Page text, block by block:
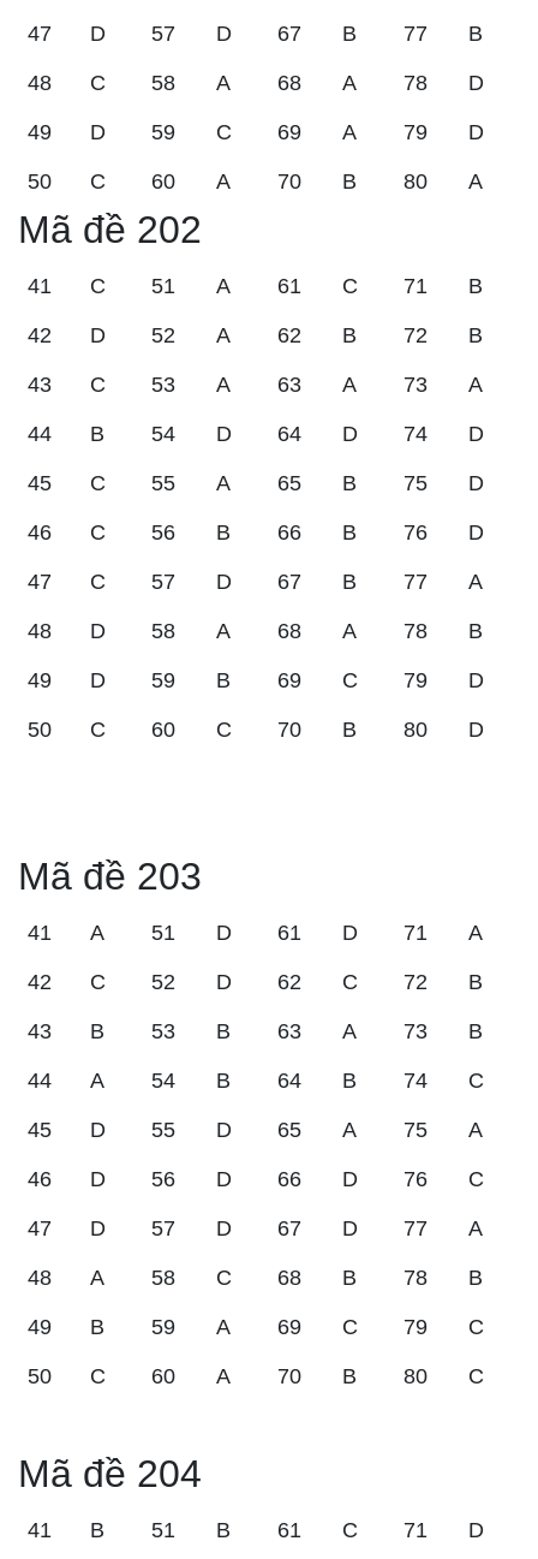
47 D 57 D 67 B 77 B
48 C 58 A 68 A 78 D
49 D 59 C 69 A 79 D
50 C 60 A 70 B 80 A
Mã đề 202
41 C 51 A 61 C 71 B
42 D 52 A 62 B 72 B
43 C 53 A 63 A 73 A
44 B 54 D 64 D 74 D
45 C 55 A 65 B 75 D
46 C 56 B 66 B 76 D
47 C 57 D 67 B 77 A
48 D 58 A 68 A 78 B
49 D 59 B 69 C 79 D
50 C 60 C 70 B 80 D
Mã đề 203
41 A 51 D 61 D 71 A
42 C 52 D 62 C 72 B
43 B 53 B 63 A 73 B
44 A 54 B 64 B 74 C
45 D 55 D 65 A 75 A
46 D 56 D 66 D 76 C
47 D 57 D 67 D 77 A
48 A 58 C 68 B 78 B
49 B 59 A 69 C 79 C
50 C 60 A 70 B 80 C
Mã đề 204
41 B 51 B 61 C 71 D